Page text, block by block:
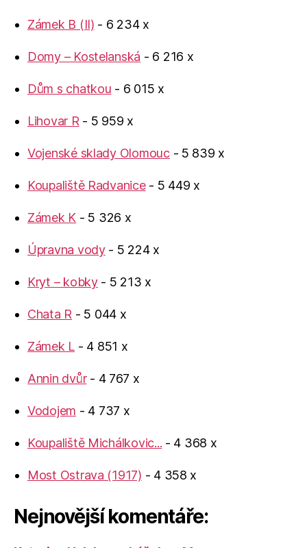
Zámek B (II) - 6 234 x
Domy – Kostelanská - 6 216 x
Dům s chatkou - 6 015 x
Lihovar R - 5 959 x
Vojenské sklady Olomouc- 5 839 x
Koupaliště Radvanice- 5 449 x
Zámek K - 5 326 x
Úpravna vody- 5 224 x
Kryt – kobky- 5 213 x
Chata R - 5 044 x
Zámek L - 4 851 x
Annin dvůr- 4 767 x
Vodojem - 4 737 x
Koupaliště Michálkovic... - 4 368 x
Most Ostrava (1917) - 4 358 x
Nejnovější komentáře: